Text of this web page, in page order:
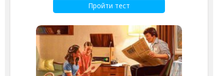
Пройти тест